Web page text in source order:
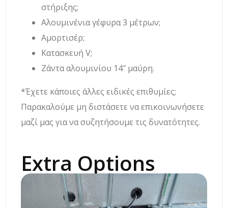
στήριξης;
Αλουμινένια γέφυρα 3 μέτρων;
Αμορτισέρ;
Κατασκευή V;
Ζάντα αλουμινίου 14″ μαύρη.
*Έχετε κάποιες άλλες ειδικές επιθυμίες;
Παρακαλούμε μη διστάσετε να επικοινωνήσετε
μαζί μας για να συζητήσουμε τις δυνατότητες.
Extra Options